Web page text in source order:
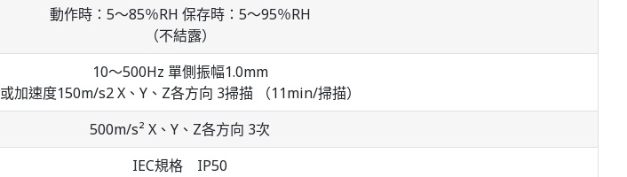
動作時：5～85％RH 保存時：5～95％RH
（不結露）
10～500Hz 單側振幅1.0mm
或加速度150m/s2 X、Y、Z各方向 3掃描 （11min/掃描）
500m/s² X、Y、Z各方向 3次
IEC規格 IP50